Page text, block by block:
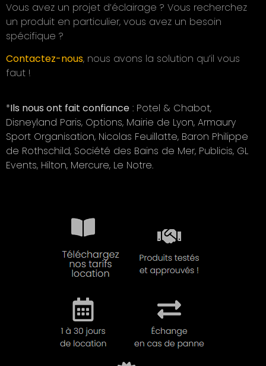
Vous avez un projet d’éclairage ? Vous recherchez
un produit en particulier, vous avez un besoin
spécifique ?
Contactez-nous, nous avons la solution qu’il vous
faut !
*Ils nous ont fait confiance : Potel & Chabot,
Disneyland Paris, Options, Mairie de Lyon, Armaury
Sport Organisation, Nicolas Feuillatte, Baron Philippe
de Rothschild, Société des Bains de Mer, Publicis, GL
Events, Hilton, Mercure, Le Notre.